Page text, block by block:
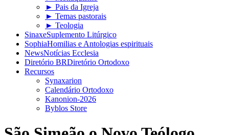
► Pais da Igreja
► Temas pastorais
► Teologia
SinaxeSuplemento Litúrgico
SophiaHomilias e Antologias espirituais
NewsNotícias Ecclesia
Diretório BRDiretório Ortodoxo
Recursos
Synaxarion
Calendário Ortodoxo
Kanonion-2026
Byblos Store